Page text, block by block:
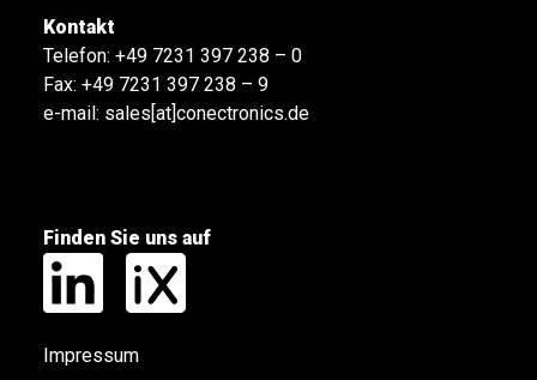
Kontakt
Telefon: +49 7231 397 238 – 0
Fax: +49 7231 397 238 – 9
e-mail: sales[at]conectronics.de
Finden Sie uns auf
Impressum